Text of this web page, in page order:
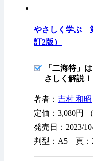
やさしく学ぶ
訂2版）
「二海特」
さしく解説！
著者： 吉村 和昭
定価：3,080円
発売日：2023/
判型：A5 頁：